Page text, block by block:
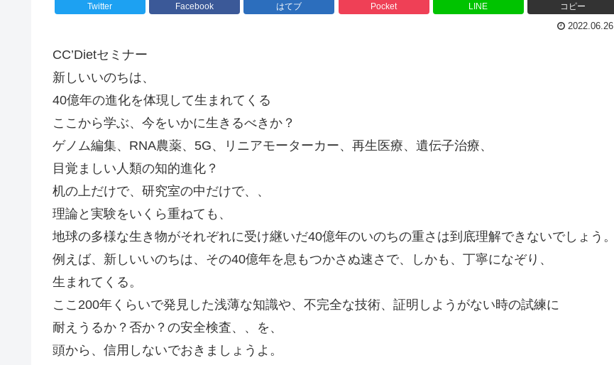
Twitter Facebook はてブ Pocket LINE コピー
2022.06.26
CC’Dietセミナー
新しいいのちは、
40億年の進化を体現して生まれてくる
ここから学ぶ、今をいかに生きるべきか？
ゲノム編集、RNA農薬、5G、リニアモーターカー、再生医療、遺伝子治療、
目覚ましい人類の知的進化？
机の上だけで、研究室の中だけで、、
理論と実験をいくら重ねても、
地球の多様な生き物がそれぞれに受け継いだ40億年のいのちの重さは到底理解できないでしょう。
例えば、新しいいのちは、その40億年を息もつかさぬ速さで、しかも、丁寧になぞり、
生まれてくる。
ここ200年くらいで発見した浅薄な知識や、不完全な技術、証明しようがない時の試練に
耐えうるか？否か？の安全検査、、を、
頭から、信用しないでおきましょうよ。